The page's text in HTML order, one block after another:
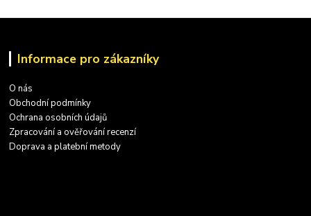
Informace pro zákazníky
O nás
Obchodní podmínky
Ochrana osobních údajů
Zpracování a ověřování recenzí
Doprava a platební metody